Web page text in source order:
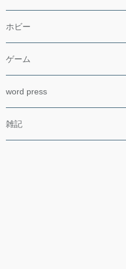
ホビー
ゲーム
word press
雑記